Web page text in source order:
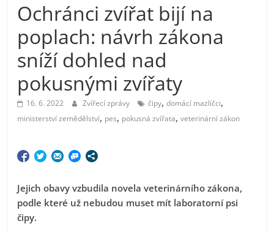
Ochránci zvířat bijí na
poplach: návrh zákona
sníží dohled nad
pokusnými zvířaty
16. 6. 2022 Zvířecí zprávy čipy,domácí mazlíčci,
ministerství zemědělství, pes, pokusná zvířata,veterinární zákon
Jejich obavy vzbudila novela veterinárního zákona,
podle které už nebudou muset mít laboratorní psi
čipy.